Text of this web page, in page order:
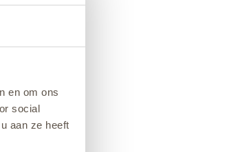
en om ons
social
aan ze heeft